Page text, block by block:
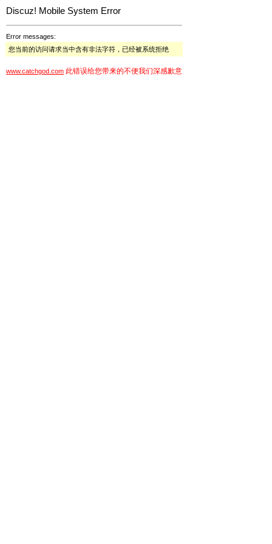
Discuz! Mobile System Error
Error messages:
您当前的访问请求当中含有非法字符，已经被系统拒绝
www.catchgod.com 此错误给您带来的不便我们深感歉意